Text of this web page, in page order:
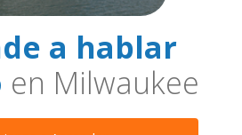
a hablar
en Milwaukee